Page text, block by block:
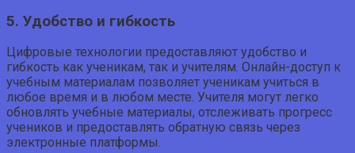
5. Удобство и гибкость
Цифровые технологии предоставляют удобство и
гибкость как ученикам, так и учителям. Онлайн-доступ к
учебным материалам позволяет ученикам учиться в
любое время и в любом месте. Учителя могут легко
обновлять учебные материалы, отслеживать прогресс
учеников и предоставлять обратную связь через
электронные платформы.